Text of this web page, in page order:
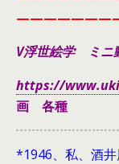
V浮世絵学 ミ
https://
画 各種
*1946、 私、酒